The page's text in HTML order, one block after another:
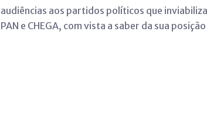
aos partidos políticos que
e CHEGA, com vista a saber da sua